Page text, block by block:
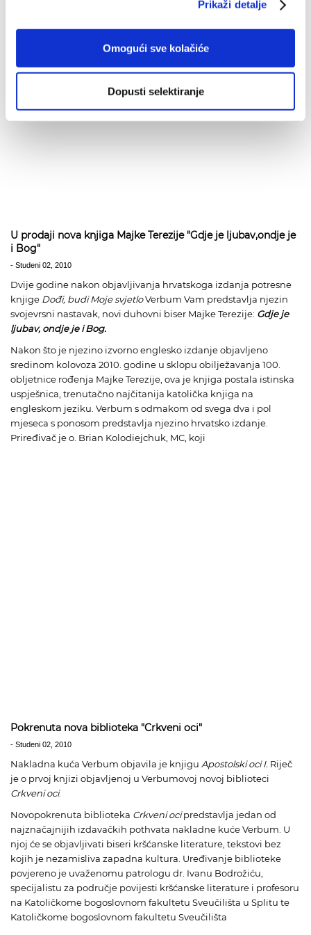
Prikaži detalje
Omogući sve kolačiće
Dopusti selektiranje
U prodaji nova knjiga Majke Terezije "Gdje je ljubav,ondje je
i Bog"
- Studeni 02, 2010
Dvije godine nakon objavljivanja hrvatskoga izdanja potresne
knjige Dođi, budi Moje svjetloVerbum Vam predstavlja njezin
svojevrsni nastavak, novi duhovni biser Majke Terezije: Gdje je
ljubav, ondje je i Bog.
Nakon što je njezino izvorno englesko izdanje objavljeno
sredinom kolovoza 2010. godine u sklopu obilježavanja 100.
obljetnice rođenja Majke Terezije, ova je knjiga postala istinska
uspješnica, trenutačno najčitanija katolička knjiga na
engleskom jeziku. Verbum s odmakom od svega dva i pol
mjeseca s ponosom predstavlja njezino hrvatsko izdanje.
Priređivač je o. Brian Kolodiejchuk, MC, koji
Pokrenuta nova biblioteka "Crkveni oci"
- Studeni 02, 2010
Nakladna kuća Verbum objavila je knjigu Apostolski oci I. Riječ
je o prvoj knjizi objavljenoj u Verbumovoj novoj biblioteci
Crkveni oci.
Novopokrenuta biblioteka Crkveni ocipredstavlja jedan od
najznačajnijih izdavačkih pothvata nakladne kuće Verbum. U
njoj će se objavljivati biseri kršćanske literature, tekstovi bez
kojih je nezamisliva zapadna kultura. Uređivanje biblioteke
povjereno je uvaženomu patrologu dr. Ivanu Bodrožiću
specijalistu za područje povijesti kršćanske literature i profesoru
na Katoličkome bogoslovnom fakultetu Sveučilišta u Splitu te
Katoličkome bogoslovnom fakultetu Sveučilišta